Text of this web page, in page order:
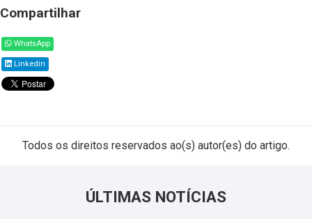
Compartilhar
WhatsApp
Linkedin
Todos os direitos reservados ao(s) autor(es) do artigo.
ÚLTIMAS NOTÍCIAS